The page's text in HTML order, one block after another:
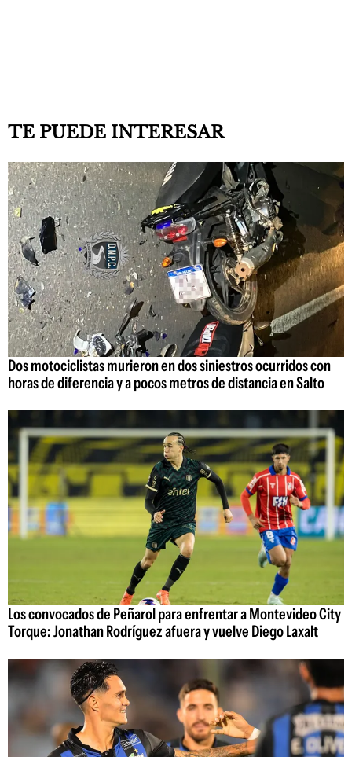
TE PUEDE INTERESAR
Dos motociclistas murieron en dos siniestros ocurridos con
horas de diferencia y a pocos metros de distancia en Salto
Los convocados de Peñarol para enfrentar a Montevideo City
Torque: Jonathan Rodríguez afuera y vuelve Diego Laxalt